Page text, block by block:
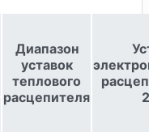
Диапазон
уставок
теплового
расцепителя